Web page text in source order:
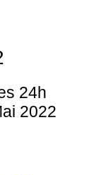
24h
2022